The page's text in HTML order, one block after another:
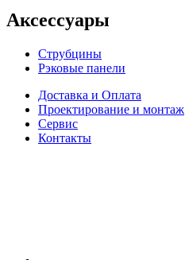
Аксессуары
Струбцины
Рэковые панели
Доставка и Оплата
Проектирование и монтаж
Сервис
Контакты